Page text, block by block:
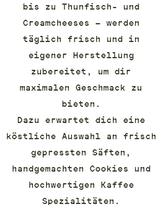
bis zu Thunfisch- und
Creamcheeses – werden
täglich frisch und in
eigener Herstellung
zubereitet, um dir
maximalen Geschmack zu
bieten.
Dazu erwartet dich eine
köstliche Auswahl an frisch
gepressten Säften,
handgemachten Cookies und
hochwertigen Kaffee
Spezialitäten.